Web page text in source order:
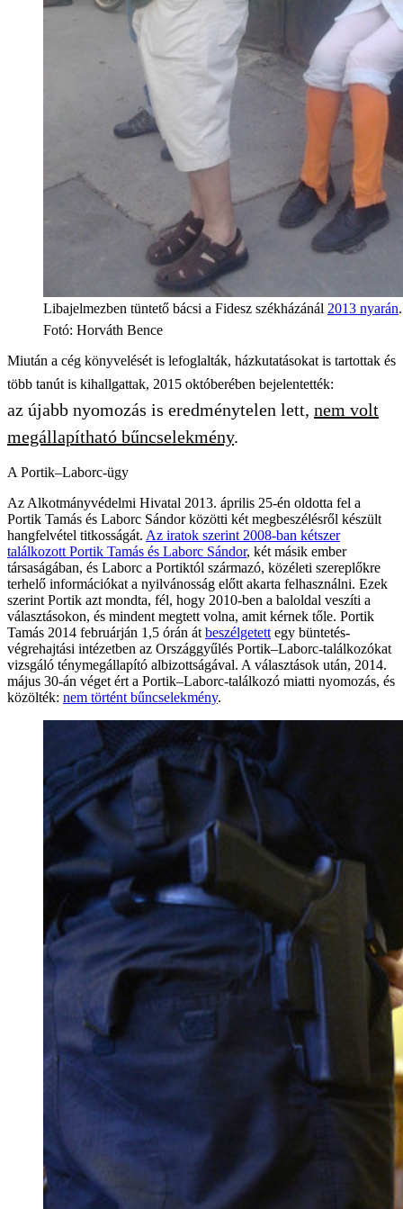
Libajelmezben tüntető bácsi a Fidesz székházánál 2013 nyarán.
Fotó: Horváth Bence
Miután a cég könyvelését is lefoglalták, házkutatásokat is tartottak és
több tanút is kihallgattak, 2015 októberében bejelentették:
az újabb nyomozás is eredménytelen lett, nem volt
megállapítható bűncselekmény.
A Portik–Laborc-ügy
Az Alkotmányvédelmi Hivatal 2013. április 25-én oldotta fel a
Portik Tamás és Laborc Sándor közötti két megbeszélésről készült
hangfelvétel titkosságát. Az iratok szerint 2008-ban kétszer
találkozott Portik Tamás és Laborc Sándor, két másik ember
társaságában, és Laborc a Portiktól származó, közéleti szereplőkre
terhelő információkat a nyilvánosság előtt akarta felhasználni. Ezek
szerint Portik azt mondta, fél, hogy 2010-ben a baloldal veszíti a
választásokon, és mindent megtett volna, amit kérnek tőle. Portik
Tamás 2014 februárján 1,5 órán át beszélgetett egy büntetés-
végrehajtási intézetben az Országgyűlés Portik–Laborc-találkozókat
vizsgáló ténymegállapító albizottságával. A választások után, 2014.
május 30-án véget ért a Portik–Laborc-találkozó miatti nyomozás, és
közölték: nem történt bűncselekmény.